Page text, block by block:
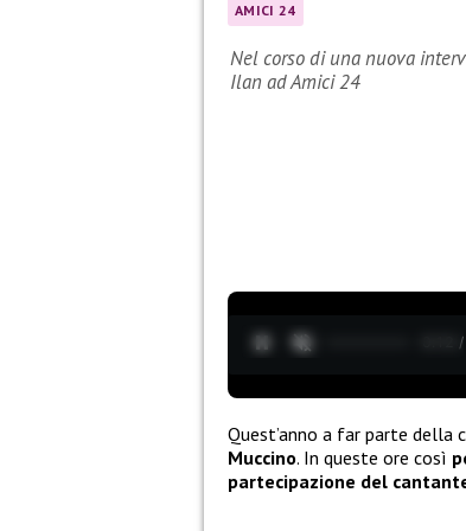
AMICI 24
Nel corso di una nuova
Ilan ad Amici 24
0:13
Quest’anno a far parte della
Muccino. In queste ore così
partecipazione del